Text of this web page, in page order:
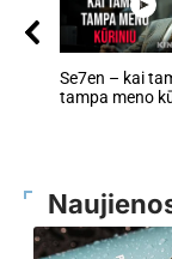
Se7en – kai
tampa meno